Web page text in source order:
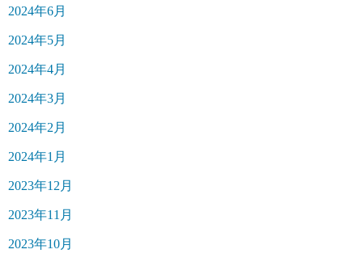
2024年6月
2024年5月
2024年4月
2024年3月
2024年2月
2024年1月
2023年12月
2023年11月
2023年10月